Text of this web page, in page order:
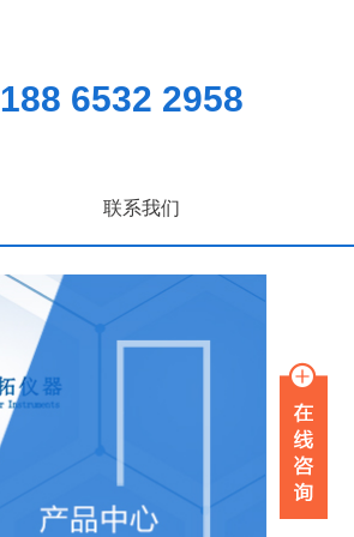
188 6532 2958
联系我们